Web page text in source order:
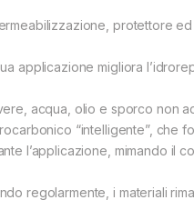
protettore
applicazione migliora
acqua, olio e sporco non
“intelligente”, che
l’applicazione, mimando il
regolarmente, i materiali